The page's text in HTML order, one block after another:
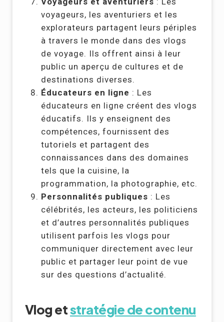
voyageurs, les aventuriers et les
explorateurs partagent leurs périples
à travers le monde dans des vlogs
de voyage. Ils offrent ainsi à leur
public un aperçu de cultures et de
destinations diverses.
Éducateurs en ligne : Les
éducateurs en ligne créent des vlogs
éducatifs. Ils y enseignent des
compétences, fournissent des
tutoriels et partagent des
connaissances dans des domaines
tels que la cuisine, la
programmation, la photographie, etc.
Personnalités publiques : Les
célébrités, les acteurs, les politiciens
et d’autres personnalités publiques
utilisent parfois les vlogs pour
communiquer directement avec leur
public et partager leur point de vue
sur des questions d’actualité.
Vlog etstratégie de contenu